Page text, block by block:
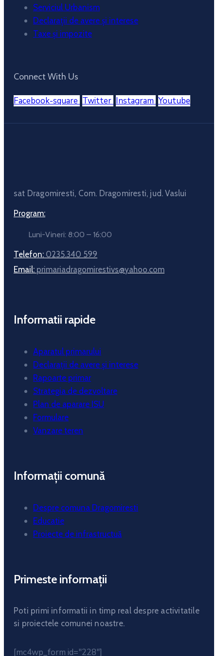
Serviciul Urbanism
Declarații de avere și interese
Taxe și impozite
Connect With Us
Facebook-square Twitter Instagram Youtube
sat Dragomiresti, Com. Dragomiresti, jud. Vaslui
Program:
Luni-Vineri: 8:00 – 16:00
Telefon: 0235.340 599
Email: primariadragomirestivs@yahoo.com
Informatii rapide
Aparatul primarului
Declarații de avere și interese
Rapoarte primar
Strategia de dezvoltare
Plan de aparare ISU
Formulare
Vanzare teren
Informații comună
Despre comuna Dragomiresti
Educatie
Proiecte de infrastructuă
Primeste informații
Poti primi informatii in timp real despre activitatile
si proiectele comunei noastre.
[mc4wp_form id="228"]